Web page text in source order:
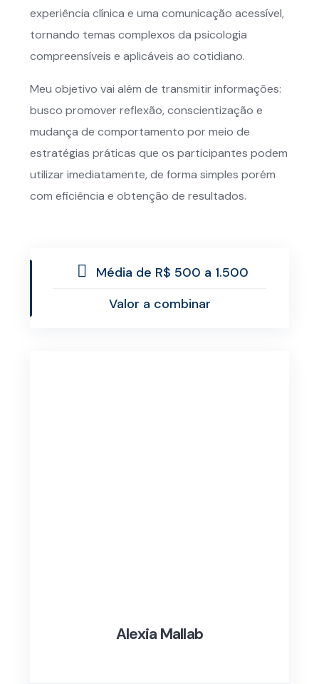
experiência clínica e uma comunicação acessível,
tornando temas complexos da psicologia
compreensíveis e aplicáveis ao cotidiano.
Meu objetivo vai além de transmitir informações:
busco promover reflexão, conscientização e
mudança de comportamento por meio de
estratégias práticas que os participantes podem
utilizar imediatamente, de forma simples porém
com eficiência e obtenção de resultados.
Média de R$ 500 a 1.500
Valor a combinar
Alexia Mallab